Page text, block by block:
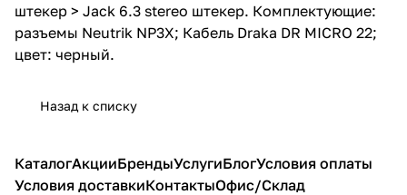
штекер > Jack 6.3 stereo штекер. Комплектующие:
разъемы Neutrik NP3X; Кабель Draka DR MICRO 22;
цвет: черный.
Назад к списку
КаталогАкцииБрендыУслугиБлогУсловия оплаты
Условия доставкиКонтактыОфис/Склад